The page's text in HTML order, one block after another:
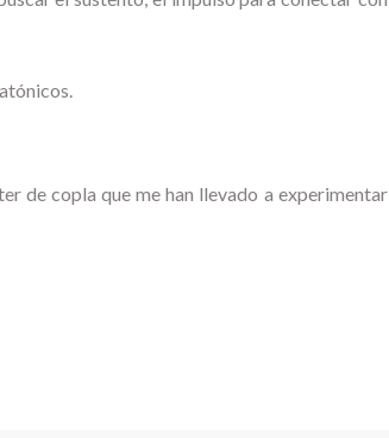
de copla que me han llevado a experimentar